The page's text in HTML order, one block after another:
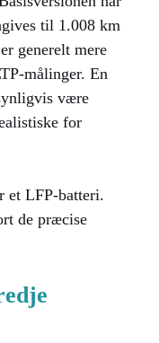
til 1.008 km
generelt mere
målinger. En
være
for
et LFP-batteri.
de præcise